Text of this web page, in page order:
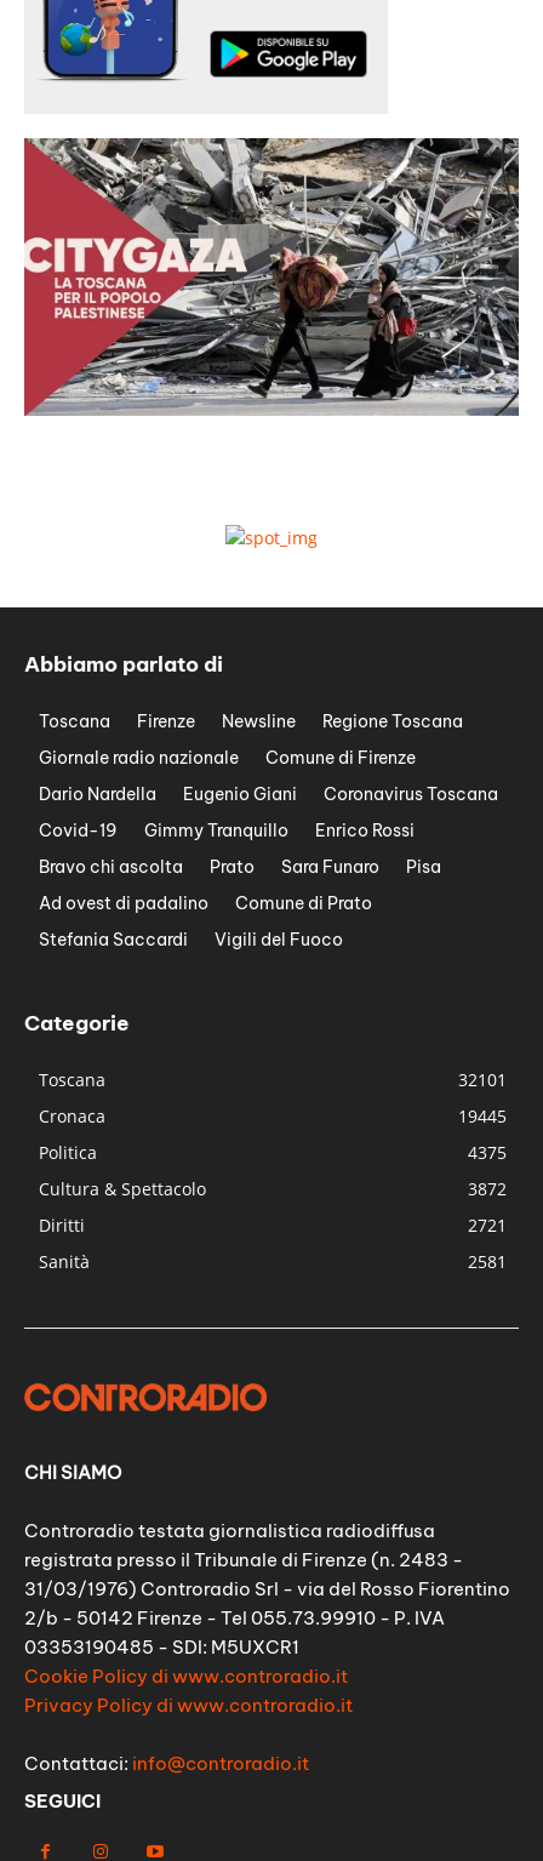
Abbiamo parlato di
Toscana Firenze Newsline
Regione Toscana
Giornale radio nazionale
Comune di Firenze
Dario Nardella
Eugenio Giani
Coronavirus Toscana
Covid-19
Gimmy Tranquillo
Enrico Rossi
Bravo chi ascolta
Prato Sara Funaro
Pisa
Ad ovest di padalino
Comune di Prato
Stefania Saccardi
Vigili del Fuoco
Categorie
Toscana
32101
Cronaca
19445
Politica
4375
Cultura & Spettacolo
3872
Diritti
2721
Sanità
2581
CHI SIAMO
Controradio testata giornalistica radiodiffusa
registrata presso il Tribunale di Firenze (n. 2483 -
31/03/1976) Controradio Srl - via del Rosso Fiorentino
2/b - 50142 Firenze - Tel 055.73.99910 - P. IVA
03353190485 - SDI: M5UXCR1
Cookie Policy di www.controradio.it
Privacy Policy di www.controradio.it
Contattaci: info@controradio.it
SEGUICI